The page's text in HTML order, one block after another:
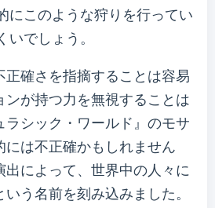
にこのような狩りを行ってい
いでしょう。
正確さを指摘することは容易
ンが持つ力を無視することは
ラシック・ワールド』のモサ
には不正確かもしれません
出によって、世界中の人々に
いう名前を刻み込みました。